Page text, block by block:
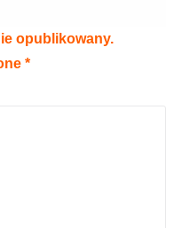
opublikowany.
*